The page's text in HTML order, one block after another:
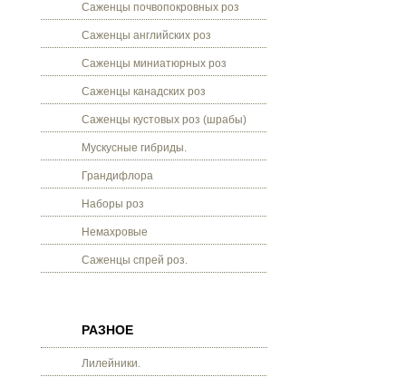
Саженцы почвопокровных роз
Саженцы английских роз
Саженцы миниатюрных роз
Саженцы канадских роз
Саженцы кустовых роз (шрабы)
Мускусные гибриды.
Грандифлора
Наборы роз
Немахровые
Саженцы спрей роз.
РАЗНОЕ
Лилейники.